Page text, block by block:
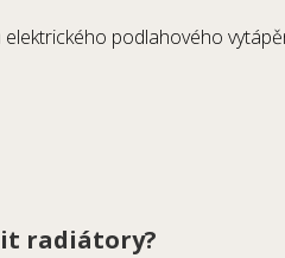
podlahového
radiátory?